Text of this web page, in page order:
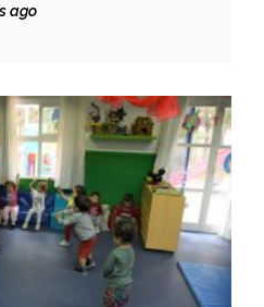
ने सस्पेंड कर
ago